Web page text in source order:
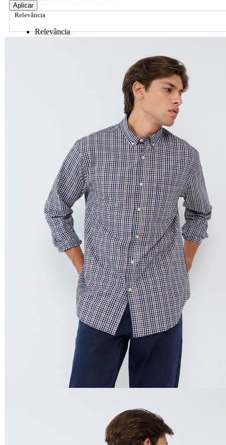
Aplicar
Relevância
Relevância
Nome do Produto A - Z
Nome do Produto Z - A